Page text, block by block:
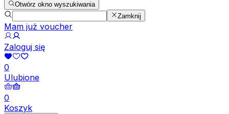
Otwórz okno wyszukiwania
Zamknij
Mam już voucher
Zaloguj się
0
Ulubione
0
Koszyk